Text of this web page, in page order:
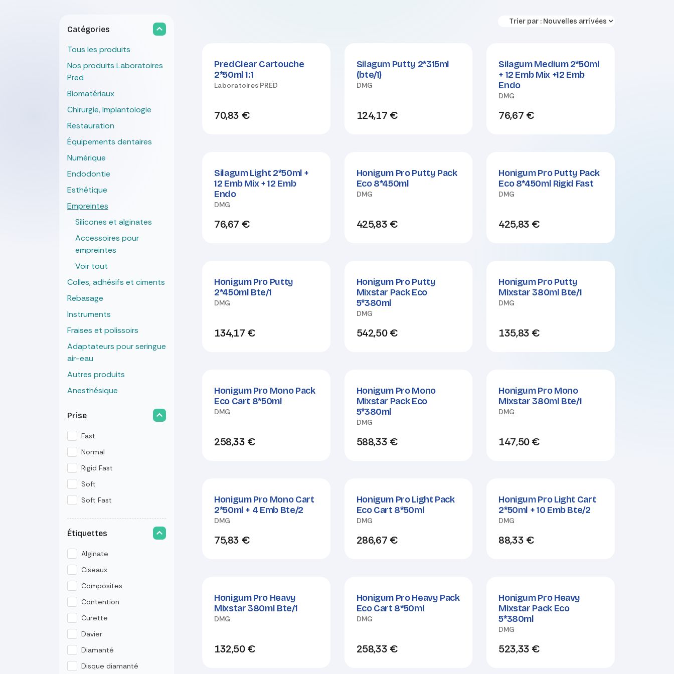
Catégories
Tous les produits
Nos produits Laboratoires
Pred
Biomatériaux
Chirurgie, Implantologie
Restauration
Équipements dentaires
Numérique
Endodontie
Esthétique
Empreintes
Silicones et alginates
Accessoires pour
empreintes
Voir tout
Colles, adhésifs et ciments
Rebasage
Instruments
Fraises et polissoirs
Adaptateurs pour seringue
air-eau
Autres produits
Anesthésique
Prise
Fast
Normal
Rigid Fast
Soft
Soft Fast
Étiquettes
Alginate
Ciseaux
Composites
Contention
Curette
Davier
Diamanté
Disque diamanté
Trier par : Nouvelles arrivées
Nouveau !
PredClear Cartouche
2*50ml 1:1
Laboratoires PRED
70,83 €
Silagum Putty 2*315ml
(bte/1)
DMG
124,17 €
Silagum Medium 2*50ml
+ 12 Emb Mix +12 Emb
Endo
DMG
76,67 €
Silagum Light 2*50ml +
12 Emb Mix + 12 Emb
Endo
DMG
76,67 €
Honigum Pro Putty Pack
Eco 8*450ml
DMG
425,83 €
Honigum Pro Putty Pack
Eco 8*450ml Rigid Fast
DMG
425,83 €
Honigum Pro Putty
2*450ml Bte/1
DMG
134,17 €
Honigum Pro Putty
Mixstar Pack Eco
5*380ml
DMG
542,50€
Honigum Pro Putty
Mixstar 380ml Bte/1
DMG
135,83 €
Honigum Pro Mono Pack
Eco Cart 8*50ml
DMG
258,33 €
Honigum Pro Mono
Mixstar Pack Eco
5*380ml
DMG
588,33 €
Honigum Pro Mono
Mixstar 380ml Bte/1
DMG
147,50€
Honigum Pro Mono Cart
2*50ml + 4 Emb Bte/2
DMG
75,83 €
Honigum Pro Light Pack
Eco Cart 8*50ml
DMG
286,67 €
Honigum Pro Light Cart
2*50ml + 10 Emb Bte/2
DMG
88,33 €
Honigum Pro Heavy
Mixstar 380ml Bte/1
DMG
132,50€
Honigum Pro Heavy Pack
Eco Cart 8*50ml
DMG
258,33 €
Honigum Pro Heavy
Mixstar Pack Eco
5*380ml
DMG
523,33 €